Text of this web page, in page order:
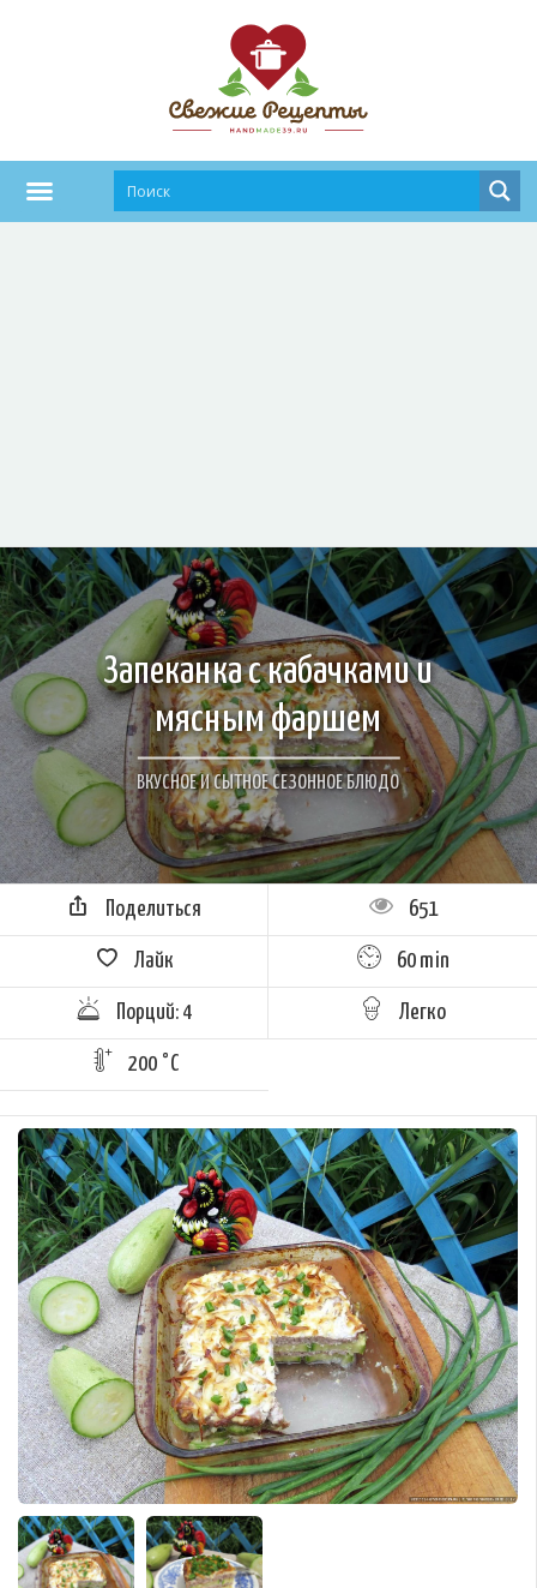
Запеканка с кабачками и
мясным фаршем
ВКУСНОЕ И СЫТНОЕ СЕЗОННОЕ БЛЮДО
Поделиться 651
Лайк 60 min
Порций: 4 Легко
200 °C